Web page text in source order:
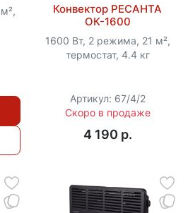
Конвектор РЕСАНТА
ОК-1600
1600 Вт, 2 режима, 21 м²,
термостат, 4.4 кг
Артикул: 67/4/2
Скоро в продаже
4 190 p.